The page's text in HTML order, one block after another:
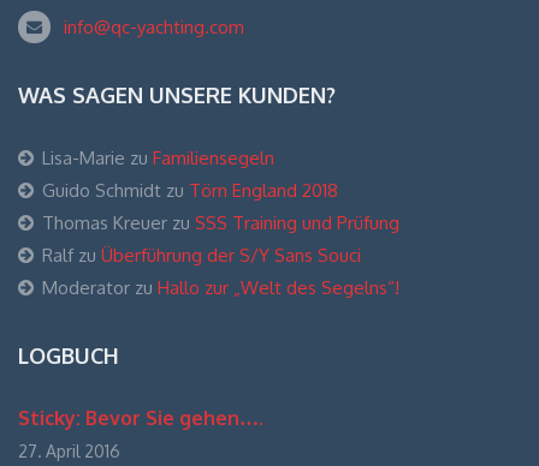
info@qc-yachting.com
WAS SAGEN UNSERE KUNDEN?
Lisa-Marie zu Familiensegeln
Guido Schmidt zu Törn England 2018
Thomas Kreuer zu SSS Training und Prüfung
Ralfzu Überführung der S/Y Sans Souci
Moderator zu Hallo zur „Welt des Segelns“!
LOGBUCH
Sticky: Bevor Sie gehen….
27. April 2016